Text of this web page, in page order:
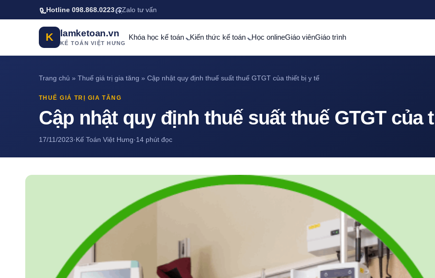
Bỏ qua tới nội dung chính
Hotline 098.868.0223 Zalo tư vấn
K lamketoan.vn
KẾ TOÁN VIỆT HƯNG
Khóa học kế toán Kiến thức kế toán Học onlineGiáo viênGiáo trình
Trang chủ » Thuế giá trị gia tăng » Cập nhật quy định thuế suất thuế GTGT của thiết bị y tế
THUẾ GIÁ TRỊ GIA TĂNG
Cập nhật quy định thuế suất thuế GTGT của
17/11/2023·Kế Toán Việt Hưng·14 phút đọc